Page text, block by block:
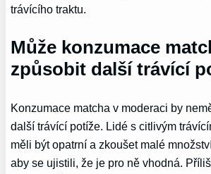
trávícího traktu.
Může konzumace
způsobit další trávící
Konzumace matcha v moderaci by
další trávící potíže. Lidé s citlivým
měli být opatrní a zkoušet malé
aby se ujistili, že je pro ně vhodná.